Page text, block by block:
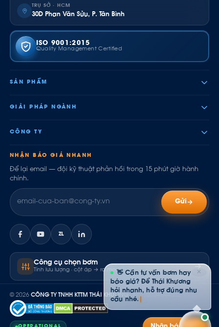
TRỤ SỞ · HCM
30D Phan Văn Sửu, P. Tân Bình
ISO 9001:2015
Quality Management Certified
SẢN PHẨM
GIẢI PHÁP NGÀNH
CÔNG TY
NHẬN BÁO GIÁ NHANH
Để lại email — đội kỹ thuật phản hồi trong 15 phút giờ hành
chính.
Gửi
ZL
Công cụ chọn bơm
Tính lưu lượng · cột áp → ra model
© 2026 CÔNG TY TNHH KTTM THÁI KHƯƠNG · MST: 0304844502
✕
👋 Cần tư vấn bơm hay
báo giá? Để Thái Khương
hỏi nhanh, hỗ trợ đúng nhu
cầu nhé.